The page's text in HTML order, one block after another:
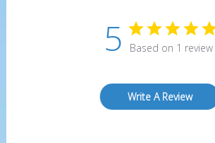
5 Based on 1 review
Write A Review